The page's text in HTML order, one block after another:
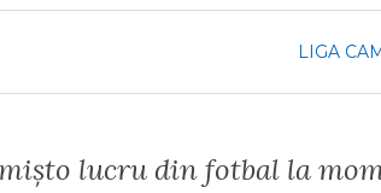
LIGA
lucru din fotbal la